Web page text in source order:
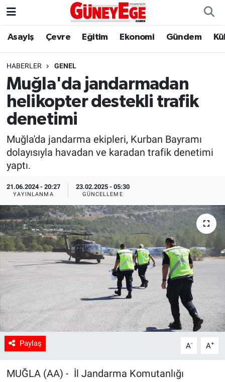
Asayiş Çevre Eğitim Ekonomi Gündem
HABERLER GENEL
Muğla'da jandarmadan
helikopter destekli trafik
denetimi
Muğla'da jandarma ekipleri, Kurban Bayramı
dolayısıyla havadan ve karadan trafik denetimi
yaptı.
21.06.2024 - 20:27
YAYINLANMA
23.02.2025 - 05:30
GÜNCELLEME
Paylaş A- A+
MUĞLA (AA) - İl Jandarma Komutanlığı
Asayiş
Çevre
Eğitim
Ekonomi
Gündem
Kültür Sanat
Magazin
Politika
Sağlık
Spor
Yaşam
Tarım
İstanbul Hava Durumu
İstanbul Trafik Yoğunluk Haritası
Süper Lig Puan Durumu ve Fikstür
Tüm Manşetler
Son Dakika Haberleri
Haber Arşivi